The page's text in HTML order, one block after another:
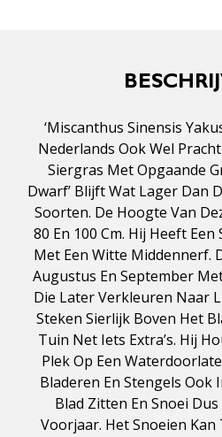
‘Miscanthus Sinensis
Nederlands Ook Wel
Siergras Met Opgaande
Dwarf’ Blijft Wat Lager Dan
Soorten. De Hoogte Van
80 En 100 Cm. Hij Heeft
Met Een Witte Middennerf.
Augustus En September
Die Later Verkleuren Naar
Steken Sierlijk Boven Het
Tuin Net Iets Extra’s. Hij
Plek Op Een
Bladeren En Stengels Ook
Blad Zitten En Snoei
Voorjaar. Het Snoeien Kan